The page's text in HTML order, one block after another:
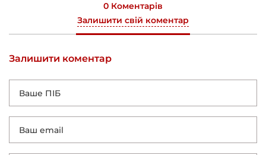
0 Коментарів
Залишити свій коментар
Залишити коментар